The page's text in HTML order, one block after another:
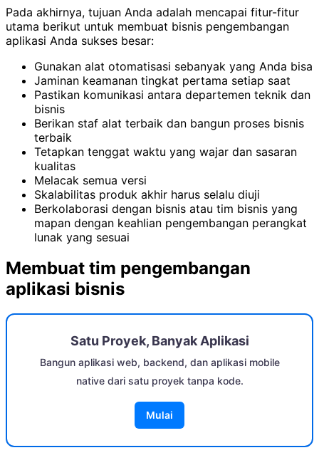
Pada akhirnya, tujuan Anda adalah mencapai fitur-fitur
utama berikut untuk membuat bisnis pengembangan
aplikasi Anda sukses besar:
Gunakan alat otomatisasi sebanyak yang Anda bisa
Jaminan keamanan tingkat pertama setiap saat
Pastikan komunikasi antara departemen teknik dan
bisnis
Berikan staf alat terbaik dan bangun proses bisnis
terbaik
Tetapkan tenggat waktu yang wajar dan sasaran
kualitas
Melacak semua versi
Skalabilitas produk akhir harus selalu diuji
Berkolaborasi dengan bisnis atau tim bisnis yang
mapan dengan keahlian pengembangan perangkat
lunak yang sesuai
Membuat tim pengembangan
aplikasi bisnis
Satu Proyek, Banyak Aplikasi
Bangun aplikasi web, backend, dan aplikasi mobile
native dari satu proyek tanpa kode.
Mulai